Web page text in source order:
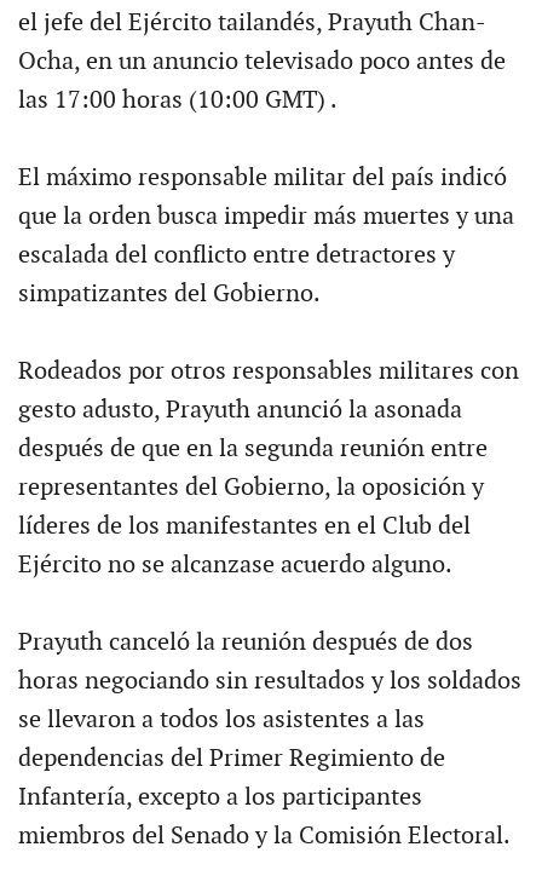
el jefe del Ejército tailandés, Prayuth Chan-
Ocha, en un anuncio televisado poco antes de
las 17:00 horas (10:00 GMT) .
El máximo responsable militar del país indicó
que la orden busca impedir más muertes y una
escalada del conflicto entre detractores y
simpatizantes del Gobierno.
Rodeados por otros responsables militares con
gesto adusto, Prayuth anunció la asonada
después de que en la segunda reunión entre
representantes del Gobierno, la oposición y
líderes de los manifestantes en el Club del
Ejército no se alcanzase acuerdo alguno.
Prayuth canceló la reunión después de dos
horas negociando sin resultados y los soldados
se llevaron a todos los asistentes a las
dependencias del Primer Regimiento de
Infantería, excepto a los participantes
miembros del Senado y la Comisión Electoral.